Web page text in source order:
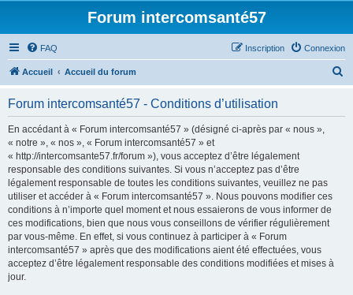
Forum intercomsanté57
FAQ Connexion
Inscription
Accueil Accueil du forum
Forum intercomsanté57 - Conditions d’utilisation
En accédant à « Forum intercomsanté57 » (désigné ci-après par « nous »,
« notre », « nos », « Forum intercomsanté57 » et
« http://intercomsante57.fr/forum »), vous acceptez d’être légalement
responsable des conditions suivantes. Si vous n’acceptez pas d’être
légalement responsable de toutes les conditions suivantes, veuillez ne pas
utiliser et accéder à « Forum intercomsanté57 ». Nous pouvons modifier ces
conditions à n’importe quel moment et nous essaierons de vous informer de
ces modifications, bien que nous vous conseillons de vérifier régulièrement
par vous-même. En effet, si vous continuez à participer à « Forum
intercomsanté57 » après que des modifications aient été effectuées, vous
acceptez d’être légalement responsable des conditions modifiées et mises à
jour.